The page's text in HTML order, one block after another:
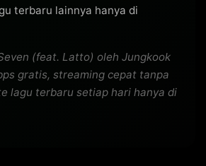
terbaru lainnya hanya di
(feat. Latto) oleh Jungkook
gratis, streaming cepat tanpa
lagu terbaru setiap hari hanya di